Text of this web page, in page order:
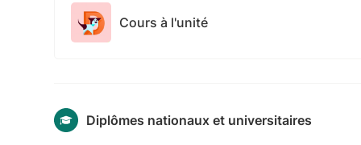
Cours à l'unité
Diplômes nationaux et universitaires